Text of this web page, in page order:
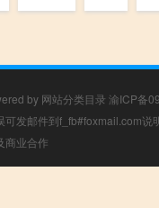
by 网站分类目录 渝ICP备
发邮件到f_fb#foxmail.com说
商业合作